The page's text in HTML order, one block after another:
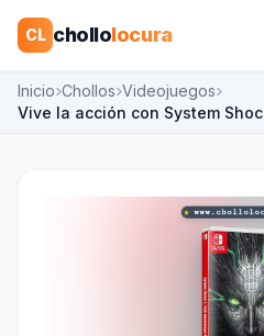
CL chollolocura
Inicio Chollos Videojuegos
Vive la acción con System